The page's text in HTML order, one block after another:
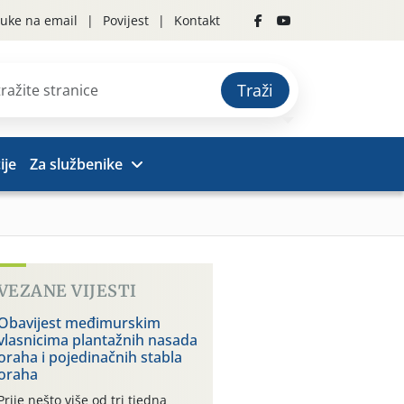
na email Povijest Kontakt
Traži
Za službenike
VIJESTI
međimurskim
plantažnih nasada
i pojedinačnih stabla
nešto više od tri tjedna